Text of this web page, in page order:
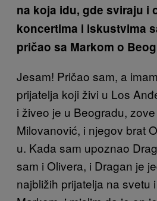
na koja idu, gde sviraju i
koncertima i iskustvima
pričao sa Markom o
Jesam! Pričao sam, a
prijatelja koji živi u Los
i živeo je u Beogradu,
Milovanović, i njegov brat
u. Kada sam upoznao
sam i Olivera, i Dragan je
najbližih prijatelja na svetu